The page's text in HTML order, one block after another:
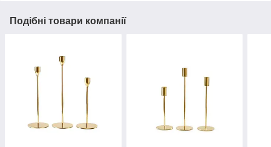
Подібні товари компанії